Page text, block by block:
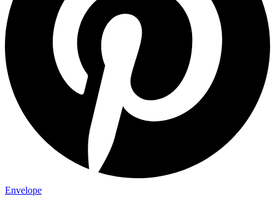
Envelope